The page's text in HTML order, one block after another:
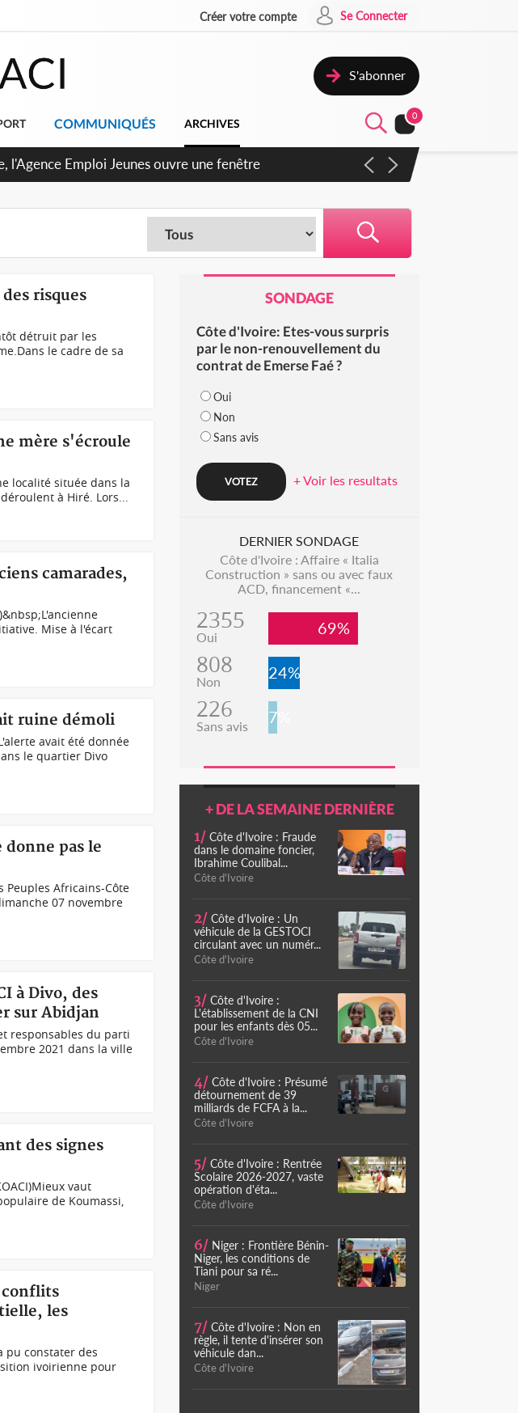
Créer votre compte Se Connecter
S'abonner
COMMUNIQUÉS ARCHIVES
0
contractuels obtiennent un accord avec la
risques
détruit par les
le cadre de sa
mère s'écroule
localité située dans la
à Hiré. Lors...
camarades,
Mise à l'écart
ruine démoli
avait été donnée
le quartier Divo
pas le
Peuples Africains-Côte
07 novembre
à Divo, des
sur Abidjan
responsables du parti
2021 dans la ville
des signes
vaut
de Koumassi,
conflits
les
pu constater des
ivoirienne pour
SONDAGE
Côte d'Ivoire: Etes-vous surpris
par le non-renouvellement du
contrat de Emerse Faé ?
Oui
Non
Sans avis
+ Voir les resultats
DERNIER SONDAGE
Côte d'Ivoire : Affaire « Italia
Construction » sans ou avec faux
ACD, financement «...
2355
Oui 69%
808
Non 24%
226
Sans avis 7%
+ DE LA SEMAINE DERNIÈRE
1/ Côte d'Ivoire : Fraude
dans le domaine foncier,
Ibrahime Coulibal...
Côte d'Ivoire
2/ Côte d'Ivoire : Un
véhicule de la GESTOCI
circulant avec un numér...
Côte d'Ivoire
3/ Côte d'Ivoire :
L'établissement de la CNI
pour les enfants dès 05...
Côte d'Ivoire
4/ Côte d'Ivoire : Présumé
détournement de 39
milliards de FCFA à la...
Côte d'Ivoire
5/ Côte d'Ivoire : Rentrée
Scolaire 2026-2027, vaste
opération d'éta...
Côte d'Ivoire
6/ Niger : Frontière Bénin-
Niger, les conditions de
Tiani pour sa ré...
Niger
7/ Côte d'Ivoire : Non en
règle, il tente d'insérer son
véhicule dan...
Côte d'Ivoire